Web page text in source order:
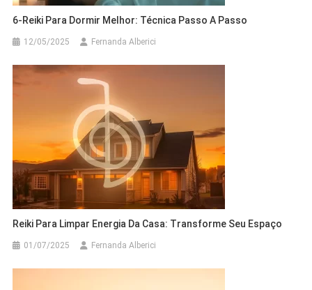
6-Reiki Para Dormir Melhor: Técnica Passo A Passo
12/05/2025 Fernanda Alberici
Reiki Para Limpar Energia Da Casa: Transforme Seu Espaço
01/07/2025 Fernanda Alberici